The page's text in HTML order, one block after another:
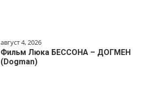
август 4, 2026
Фильм Люка БЕССОНА – ДОГМЕН
(Dogman)